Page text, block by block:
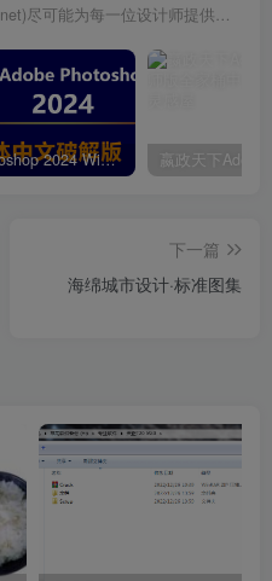
Photoshop 2024 Win|Mac 简体中文破解版安装包下载及安装教程
下一篇
海绵城市设计·标准图集